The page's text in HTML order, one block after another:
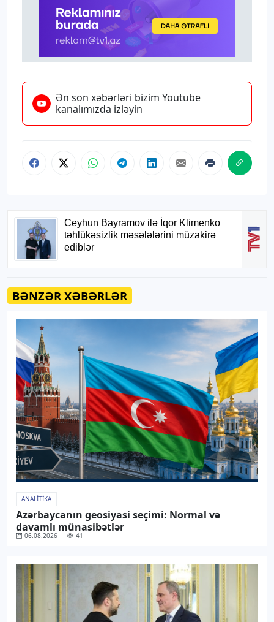
Ən son xəbərləri bizim Youtube
kanalımızda izləyin
BƏNZƏR XƏBƏRLƏR
ANALITIKA
Azərbaycanın geosiyasi seçimi: Normal və
davamlı münasibətlər
06.08.2026 41